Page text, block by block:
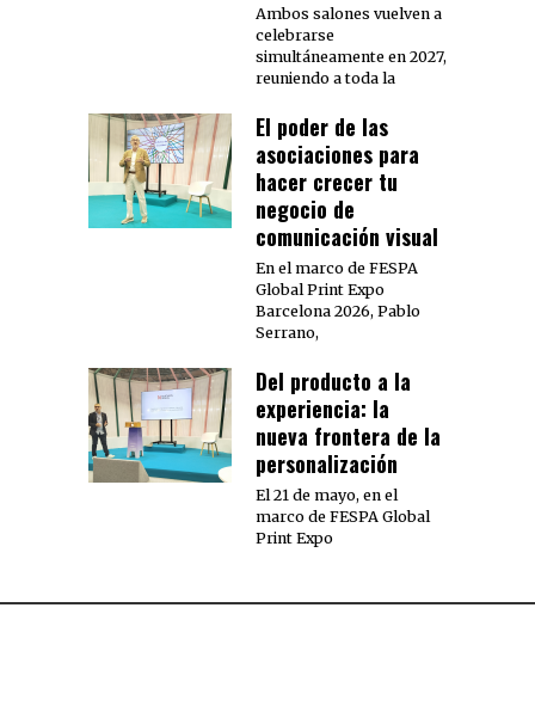
Ambos salones vuelven a
celebrarse
simultáneamente en 2027,
reuniendo a toda la
El poder de las
asociaciones para
hacer crecer tu
negocio de
comunicación visual
En el marco de FESPA
Global Print Expo
Barcelona 2026, Pablo
Serrano,
Del producto a la
experiencia: la
nueva frontera de la
personalización
El 21 de mayo, en el
marco de FESPA Global
Print Expo